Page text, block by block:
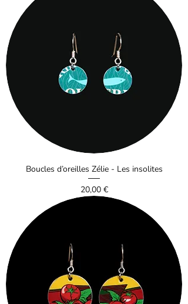
Boucles d’oreilles Zélie - Les insolites
Prix
20,00 €